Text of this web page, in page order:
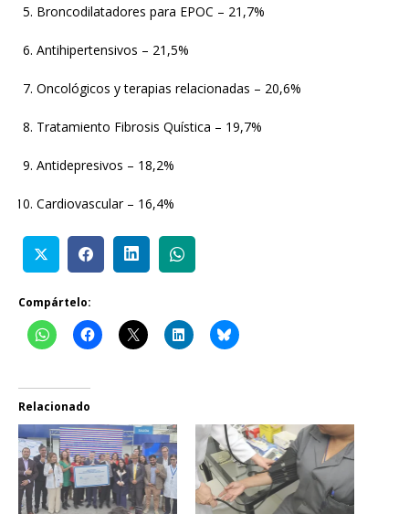
Broncodilatadores para EPOC – 21,7%
Antihipertensivos – 21,5%
Oncológicos y terapias relacionadas – 20,6%
Tratamiento Fibrosis Quística – 19,7%
Antidepresivos – 18,2%
Cardiovascular – 16,4%
Compártelo:
Relacionado